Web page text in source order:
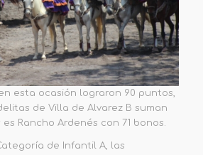
esta ocasión lograron 90 puntos,
de Villa de Alvarez B suman
Rancho Ardenés con 71 bonos.
de Infantil A, las